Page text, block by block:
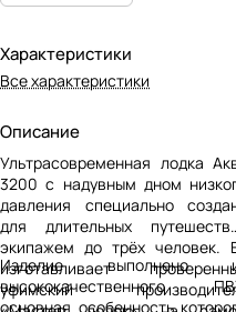
Характеристики
Все характеристики
Описание
Ультрасовременная лодка
3200 с надувным дном
давления специально
для длительных
экипажем до трёх человек.
изготавливает
уфимский
Изделие выполнено
высококачественного
основная особенность